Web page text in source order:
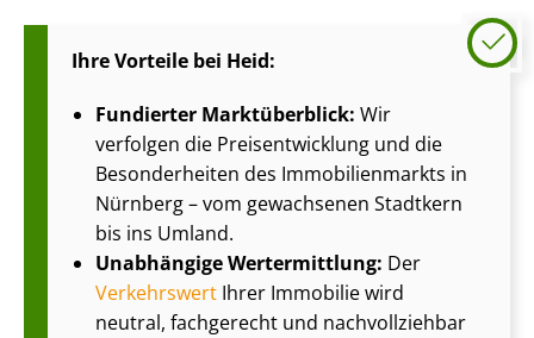
Ihre Vorteile bei Heid:
Fundierter Marktüberblick: Wir
verfolgen die Preis­ent­wick­lung und die
Besonderheiten des Im­mo­bi­li­en­markts in
Nürnberg – vom gewachsenen Stadtkern
bis ins Umland.
Unabhängige Wertermittlung: Der
Verkehrswert Ihrer Immobilie wird
neutral, fachgerecht und nachvollziehbar